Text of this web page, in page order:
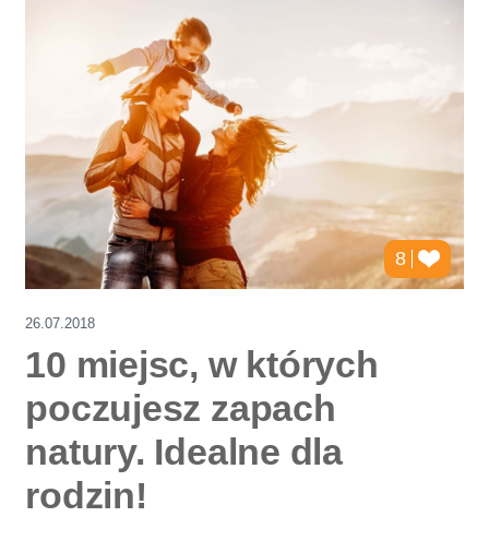
8
26.07.2018
10 miejsc, w których
poczujesz zapach
natury. Idealne dla
rodzin!